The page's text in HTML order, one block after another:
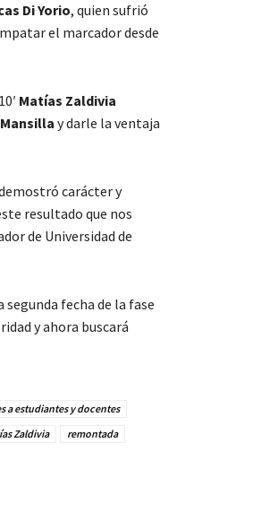
Di Yorio, quien sufrió
el marcador desde
Matías Zaldivia
Mansilla y darle la ventaja
carácter y
resultado que nos
de Universidad de
fecha de la fase
y ahora buscará
a estudiantes y docentes
Zaldivia remontada